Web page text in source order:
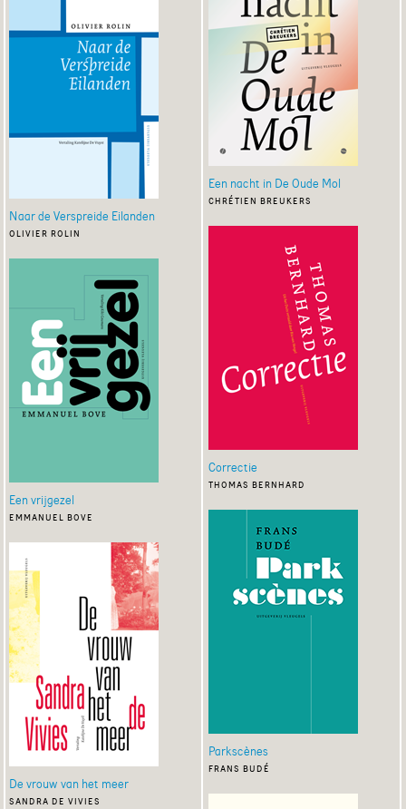
Naar de Verspreide Eilanden
olivier rolin
Een vrijgezel
emmanuel bove
De vrouw van het meer
sandra de vivies
Een nacht in De Oude Mol
chrétien breukers
Correctie
thomas bernhard
Parkscènes
frans budé